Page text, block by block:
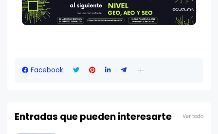
Facebook
Entradas que pueden interesarte Ver todo